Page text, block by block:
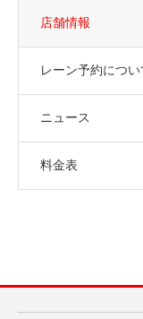
店舗情報
レーン予約につい
ニュース
料金表